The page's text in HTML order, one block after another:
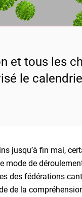
et tous les
le
jusqu’à fin mai,
mode de
des fédérations
de la